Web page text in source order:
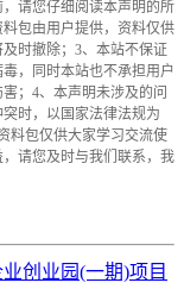
请您仔细阅读本声明的所
包由用户提供，资料仅供
时撤除；3、本站不保证
，同时本站也不承担用户
；4、本声明未涉及的问
时，以国家法律法规为
料包仅供大家学习交流使
请您及时与我们联系，我
创业园(一期)项目